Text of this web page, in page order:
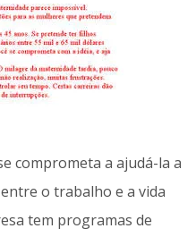
comprometa a ajudá-la a
o trabalho e a vida
tem programas de